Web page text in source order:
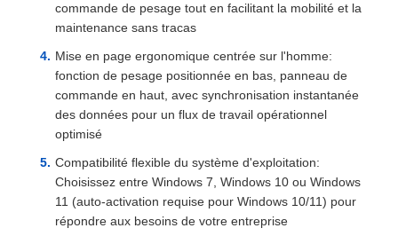
commande de pesage tout en facilitant la mobilité et la
maintenance sans tracas
Mise en page ergonomique centrée sur l'homme:
fonction de pesage positionnée en bas, panneau de
commande en haut, avec synchronisation instantanée
des données pour un flux de travail opérationnel
optimisé
Compatibilité flexible du système d'exploitation:
Choisissez entre Windows 7, Windows 10 ou Windows
11 (auto-activation requise pour Windows 10/11) pour
répondre aux besoins de votre entreprise